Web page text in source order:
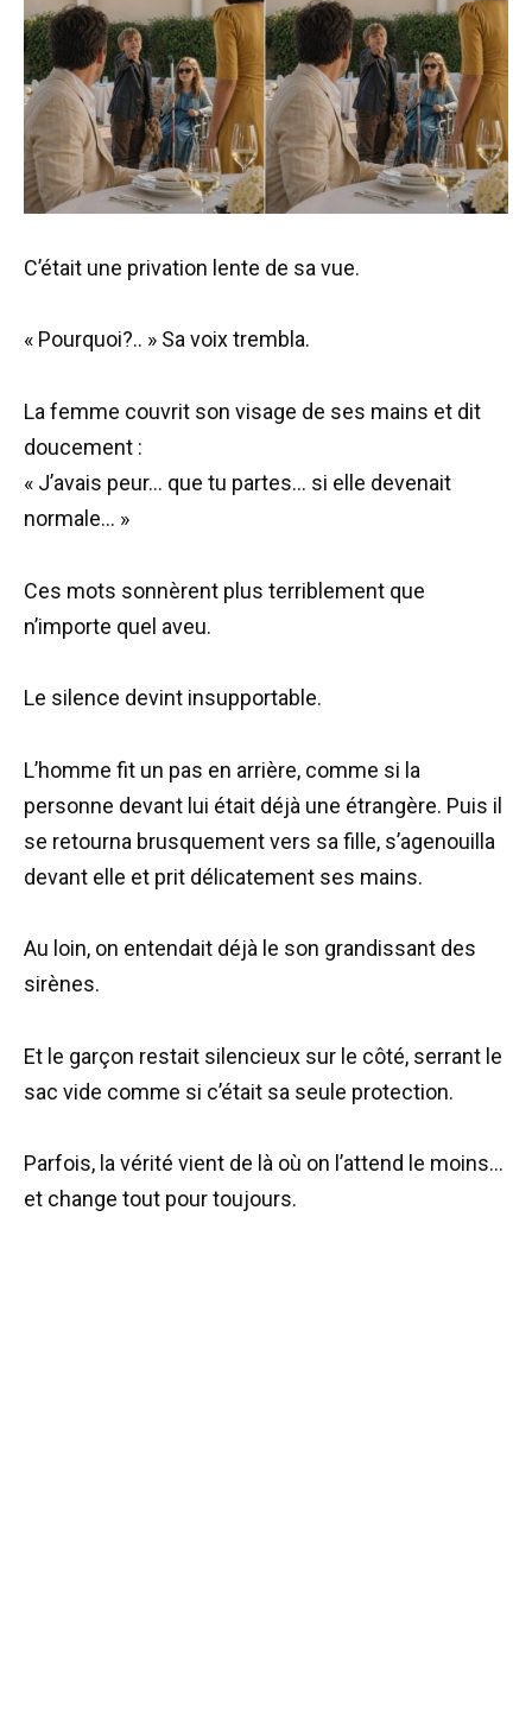
C’était une privation lente de sa vue.
« Pourquoi?.. » Sa voix trembla.
La femme couvrit son visage de ses mains et dit
doucement :
« J’avais peur… que tu partes… si elle devenait
normale… »
Ces mots sonnèrent plus terriblement que
n’importe quel aveu.
Le silence devint insupportable.
L’homme fit un pas en arrière, comme si la
personne devant lui était déjà une étrangère. Puis il
se retourna brusquement vers sa fille, s’agenouilla
devant elle et prit délicatement ses mains.
Au loin, on entendait déjà le son grandissant des
sirènes.
Et le garçon restait silencieux sur le côté, serrant le
sac vide comme si c’était sa seule protection.
Parfois, la vérité vient de là où on l’attend le moins…
et change tout pour toujours.